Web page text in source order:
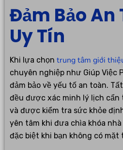
Đảm Bảo An
Uy Tín
Khi lựa chọn trung tâm giới
chuyên nghiệp như Giúp Việc
đảm bảo về yếu tố an toàn.
đều được xác minh lý lịch cẩn
và được kiểm tra sức khỏe
yên tâm khi đưa chìa khóa
đặc biệt khi bạn không có mặt